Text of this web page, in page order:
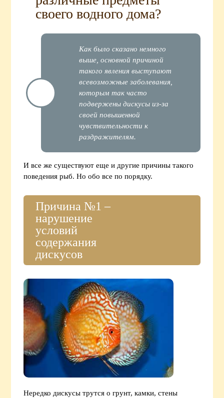
своего водного дома?
Как было сказано немного
выше, основной причиной
такого явления выступают
всевозможные заболевания,
которым так часто
подвержены дискусы из-за
своей повышенной
чувствительности к
раздражителям.
И все же существуют еще и другие причины такого
поведения рыб. Но обо все по порядку.
Причина №1 –
нарушение
условий
содержания
дискусов
Нередко дискусы трутся о грунт, камки, стены